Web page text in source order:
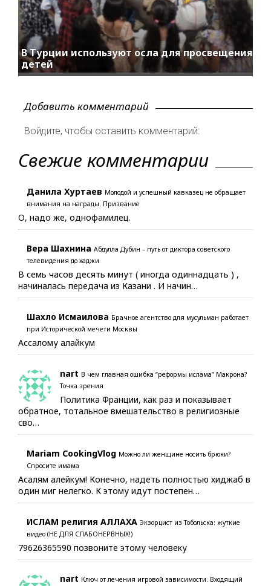
В Турции используют осла для просвещения
детей
Добавить комментарий
Войдите, чтобы оставить комментарий:
Свежие комментарии
Данила Хуртаев Молодой и успешный кавказец не обращает
внимания на награды. Призвание
О, надо же, однофамилец.
Вера Шахнина Абдулла Дубин – путь от диктора советского
телевидения до хаджи
В семь часов десять минут ( иногда одиннадцать ) ,
начиналась передача из Казани . И начин…
Шахло Исмаилова Брачное агентство для мусульман работает
при Исторической мечети Москвы
Ассалому алайкум
nart В чем главная ошибка “реформы ислама” Макрона?
Точка зрения
Политика Франции, как раз и показывает
обратное, тотальное вмешательство в религиозные
сво…
Mariam CookingVlog Можно ли женщине носить брюки?
Спросите имама
Асалям алейкум! Конечно, надеть полностью хиджаб в
один миг нелегко. К этому идут постепен…
ИСЛАМ религия АЛЛАХА Экзорцист из Тобольска: жуткие
видео (НЕ ДЛЯ СЛАБОНЕРВНЫХ!)
79626365590 позвоните этому человеку
nart Ключ от лечения игровой зависимости. Входящий